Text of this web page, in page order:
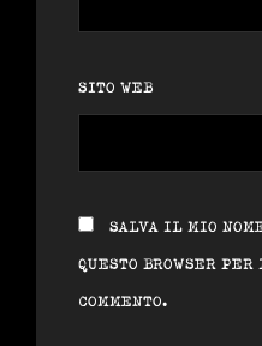
SITO WEB
SALVA IL MIO
QUESTO BROWSER
COMMENTO.